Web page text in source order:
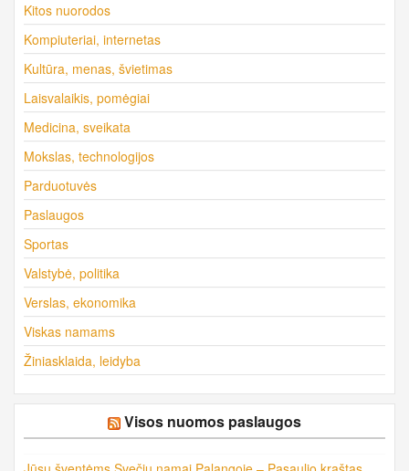
Kitos nuorodos
Kompiuteriai, internetas
Kultūra, menas, švietimas
Laisvalaikis, pomėgiai
Medicina, sveikata
Mokslas, technologijos
Parduotuvės
Paslaugos
Sportas
Valstybė, politika
Verslas, ekonomika
Viskas namams
Žiniasklaida, leidyba
Visos nuomos paslaugos